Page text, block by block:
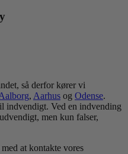
så derfor kører vi
, Aarhus og Odense.
indvendigt. Ved en indvending
men kun falser,
at kontakte vores